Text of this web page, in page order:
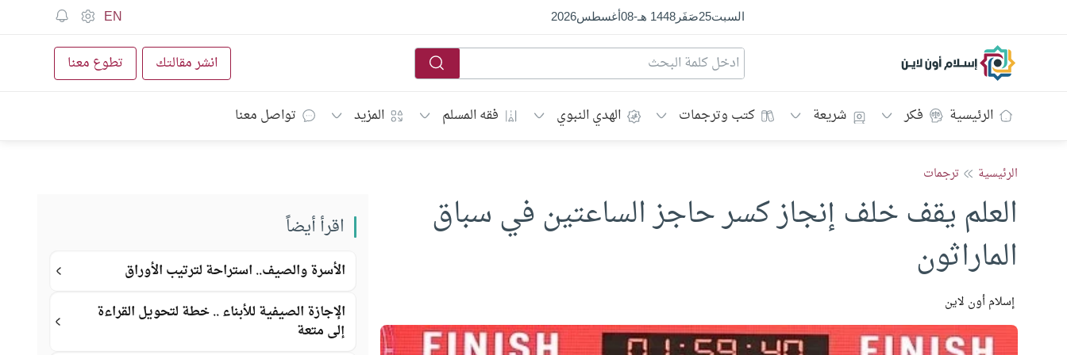
السبت25صَفَر1448 هـ -
08أغسطس2026
EN
إسلام أون لاين انشر مقالتك تطوع معنا
الرئيسية فكر شريعة كتب وترجمات الهدي النبوي فقه المسلم المزيد تواصل معنا
الرئيسية ترجمات
العلم يقف خلف إنجاز كسر حاجز الساعتين في سباق
الماراثون
إسلام أون لاين
اقرأ أيضاً
الأسرة والصيف.. استراحة لترتيب الأوراق
الإجازة الصيفية للأبناء .. خطة لتحويل القراءة
إلى متعة